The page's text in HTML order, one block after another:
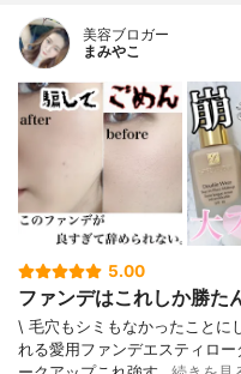
美容ブロガー
まみやこ
5.00
ファンデはこれしか勝た
\ 毛穴もシミもなかったことに
れる愛用ファンデ⁡エスティロ